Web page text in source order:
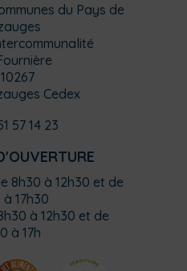
du Pays de
Cedex
57 14 23
8h30 à 12h30 et de
à 17h30
à 12h30 et de
à 17h